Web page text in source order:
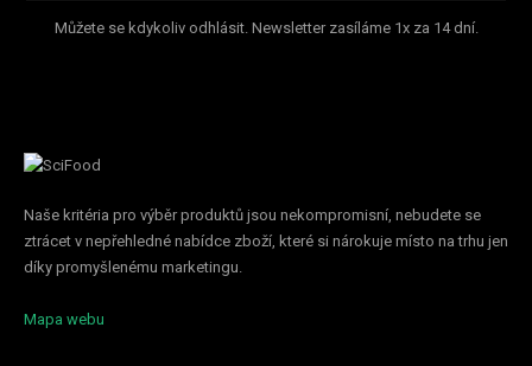
Můžete se kdykoliv odhlásit. Newsletter zasíláme 1x za 14 dní.
Naše kritéria pro výběr produktů jsou nekompromisní, nebudete se
ztrácet v nepřehledné nabídce zboží, které si nárokuje místo na trhu jen
díky promyšlenému marketingu.
Mapa webu